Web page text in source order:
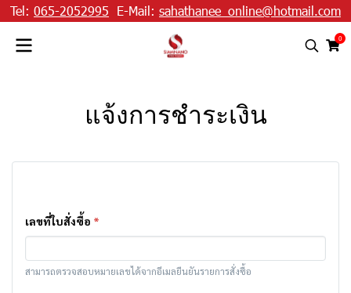
Tel: 065-2052995 E-Mail: sahathanee_online@hotmail.com
0
แจ้งการชำระเงิน
เลขที่ใบสั่งซื้อ *
สามารถตรวจสอบหมายเลขได้จากอีเมลยืนยันรายการสั่งซื้อ